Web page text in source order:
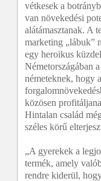
vétkesek a
van növekedési
alátámasztanak. A
marketing „lábuk”
egy heroikus
Németországában
németeknek, hogy
közösen
Hintalan család
széles körű
„A gyerekek a
termék, amely
rendre kiderül,